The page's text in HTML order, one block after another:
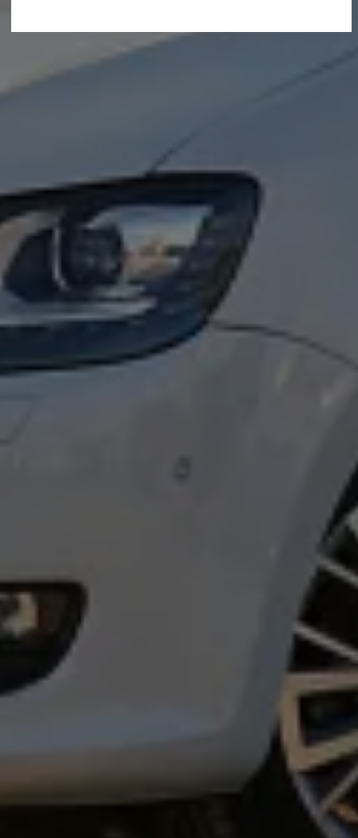
Vorgängermodelle
Kundeninformationen
Volkswagen Kundenbetreuung
Familie
Volkswagen R
Pannen- und Unfallhilfe
Volkswagen Kundenbetreuung